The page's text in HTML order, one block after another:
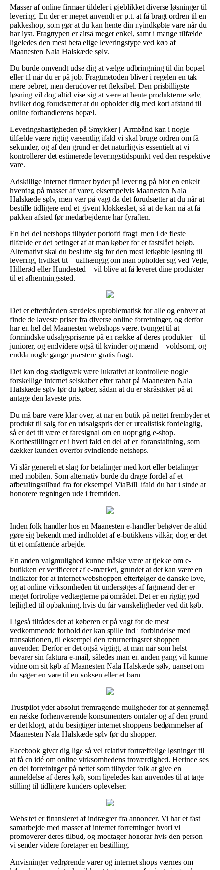
Masser af online firmaer tildeler i øjeblikket diverse løsninger til
levering. En der er meget anvendt er p.t. at få bragt ordren til en
pakkeshop, som gør at du kan hente din nyindkøbte vare når du
har lyst. Fragttypen er altså meget enkel, samt i mange tilfælde
ligeledes den mest betalelige leveringstype ved køb af
Maanesten Nala Halskæde sølv.
Du burde omvendt udse dig at vælge udbringning til din bopæl
eller til når du er på job. Fragtmetoden bliver i regelen en tak
mere pebret, men derudover ret fleksibel. Den prisbilligste
løsning vil dog altid vise sig at være at hente produkterne selv,
hvilket dog forudsætter at du opholder dig med kort afstand til
online forhandlerens bopæl.
Leveringshastigheden på Smykker || Armbånd kan i nogle
tilfælde være rigtig væsentlig ifald vi skal bruge ordren om få
sekunder, og af den grund er det naturligvis essentielt at vi
kontrollerer det estimerede leveringstidspunkt ved den respektive
vare.
Adskillige internet firmaer byder på levering på blot en enkelt
hverdag på masser af varer, eksempelvis Maanesten Nala
Halskæde sølv, men vær på vagt da det forudsætter at du når at
bestille tidligere end et givent klokkeslæt, så at de kan nå at få
pakken afsted før medarbejderne har fyraften.
En hel del netshops tilbyder portofri fragt, men i de fleste
tilfælde er det betinget af at man køber for et fastslået beløb.
Alternativt skal du beslutte sig for den mest letkøbte løsning til
levering, hvilket tit – uafhængig om man opholder sig ved Vejle,
Hillerød eller Hundested – vil blive at få leveret dine produkter
til et afhentningssted.
Det er efterhånden særdeles uproblematisk for alle og enhver at
finde de laveste priser fra diverse online forretninger, og derfor
har en hel del Maanesten webshops været tvunget til at
formindske udsalgspriserne på en række af deres produkter – til
juniorer, og endvidere også til kvinder og mænd – voldsomt, og
endda nogle gange præstere gratis fragt.
Det kan dog stadigvæk være lukrativt at kontrollere nogle
forskellige internet selskaber efter rabat på Maanesten Nala
Halskæde sølv før du køber, sådan at du er skråsikker på at
antage den laveste pris.
Du må bare være klar over, at når en butik på nettet frembyder et
produkt til salg for en udsalgspris der er urealistisk fordelagtig,
så er det tit være et faresignal om en uoprigtig e-shop.
Kortbestillinger er i hvert fald en del af en foranstaltning, som
dækker kunden overfor svindlende netshops.
Vi slår generelt et slag for betalinger med kort eller betalinger
med mobilen. Som alternativ burde du drage fordel af et
afbetalingstilbud fra for eksempel ViaBill, ifald du har i sinde at
honorere regningen ude i fremtiden.
Inden folk handler hos en Maanesten e-handler behøver de altid
gøre sig bekendt med indholdet af e-butikkens vilkår, dog er det
tit et omfattende arbejde.
En anden valgmulighed kunne måske være at tjekke om e-
butikken er verificeret af e-mærket, grundet at det kan være en
indikator for at internet webshoppen efterfølger de danske love,
og at online virksomheden tit undersøges af fagmænd der er
meget fortrolige vedtægterne på området. Det er en rigtig god
lejlighed til opbakning, hvis du får vanskeligheder ved dit køb.
Ligeså tilrådes det at køberen er på vagt for de mest
vedkommende forhold der kan spille ind i forbindelse med
transaktionen, til eksempel den returneringsret shoppen
anvender. Derfor er det også vigtigt, at man når som helst
bevarer sin faktura e-mail, således man en anden gang vil kunne
vidne om sit køb af Maanesten Nala Halskæde sølv, uanset om
du søger en vare til en voksen eller et barn.
Trustpilot yder absolut fremragende muligheder for at gennemgå
en række forhenværende konsumenters omtaler og af den grund
er det klogt, at du besigtiger internet shoppens bedømmelser af
Maanesten Nala Halskæde sølv før du shopper.
Facebook giver dig lige så vel relativt fortræffelige løsninger til
at få en idé om online virksomhedens troværdighed. Herinde ses
en del forretninger på nettet som tilbyder folk at give en
anmeldelse af deres køb, som ligeledes kan anvendes til at tage
stilling til tidligere kunders oplevelser.
Websitet er finansieret af indtægter fra annoncer. Vi har et fast
samarbejde med masser af internet forretninger hvori vi
promoverer deres tilbud, og modtager honorar hvis den person
vi sender videre foretager en bestilling.
Anvisninger vedrørende varer og internet shops værnes om